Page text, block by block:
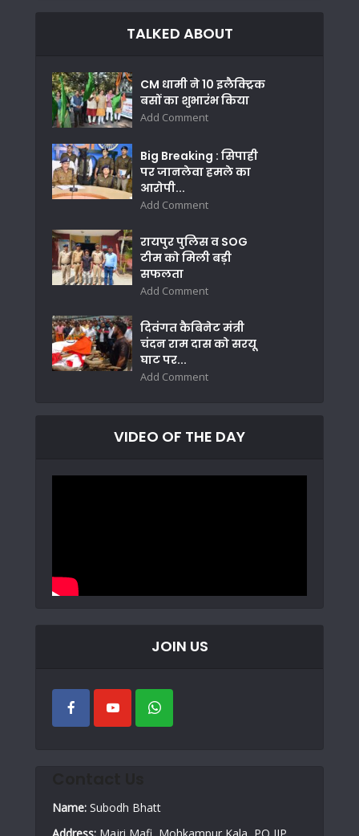
TALKED ABOUT
CM धामी ने 10 इलैक्ट्रिक
बसों का शुभारंभ किया
Add Comment
Big Breaking : सिपाही
पर जानलेवा हमले का
आरोपी...
Add Comment
रायपुर पुलिस व SOG
टीम को मिली बड़ी
सफलता
Add Comment
दिवंगत कैबिनेट मंत्री
चंदन राम दास को सरयू
घाट पर...
Add Comment
VIDEO OF THE DAY
JOIN US
Name: Subodh Bhatt